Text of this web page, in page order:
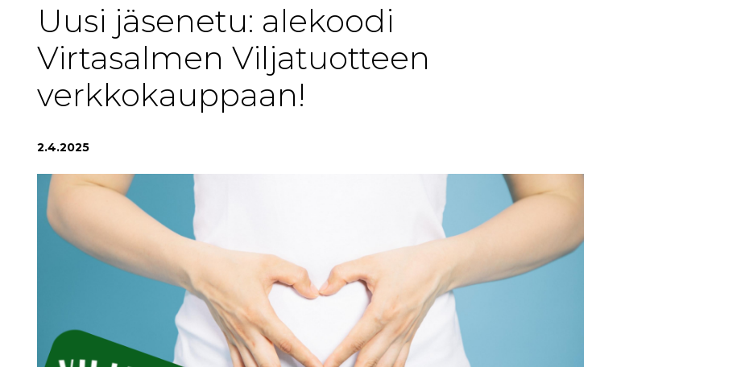
Uusi jäsenetu: alekoodi
Virtasalmen Viljatuotteen
verkkokauppaan!
2.4.2025